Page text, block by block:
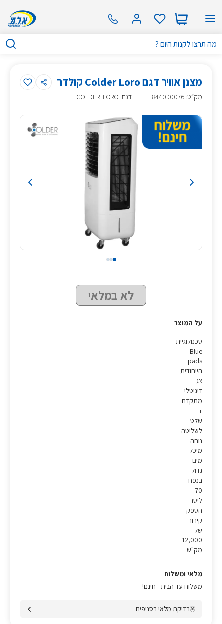
מצנן אוויר דגם Colder Loro קולדר
מק״ט:
844000076 דגם: COLDER LORO
לא במלאי
על המוצר
טכנולוגיית
Blue
pads
הייחודית
צג
דיגיטלי
מתקדם
+
שלט
לשליטה
נוחה
מיכל
מים
גדול
בנפח
70
ליטר
הספק
קירור
של
12,000
מק"ש
מלאי ומשלוח
משלוח עד הבית - חינם!
בדיקת מלאי בסניפים